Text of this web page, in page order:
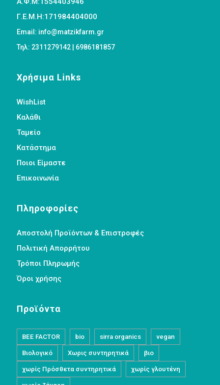
Γ.Ε.Μ.Η:171984404000
Email: info@matzikfarm.gr
Τηλ: 2311279142 | 6986181857
Χρήσιμα Links
WishList
Καλάθι
Ταμείο
Κατάστημα
Ποιοι Είμαστε
Επικοινωνία
Πληροφορίες
Αποστολή Προϊόντων & Επιστροφές
Πολιτική Απορρήτου
Τρόποι Πληρωμής
Όροι χρήσης
Προϊόντα
BEE FACTOR bio sirra organics vegan
Βιολογικό Χωρις συντηρητικά βιο
χωρίς Πρόσθετα συντηρητικά χωρίς γλουτένη